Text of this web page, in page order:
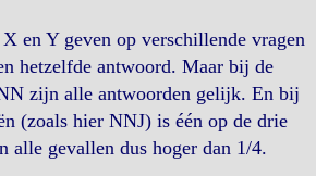
en Y geven op verschillende vragen
hetzelfde antwoord. Maar bij de
zijn alle antwoorden gelijk. En bij
(zoals hier NNJ) is één op de drie
alle gevallen dus hoger dan 1/4.